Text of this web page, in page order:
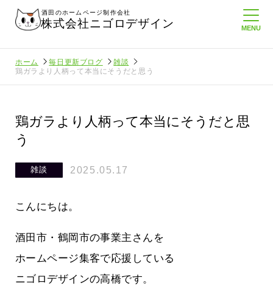
酒田のホームページ制作会社
株式会社ニゴロデザイン
ホーム 毎日更新ブログ
雑談
鶏ガラより人柄って本当にそうだと思う
鶏ガラより人柄って本当にそうだと思
う
雑談 2025.05.17
こんにちは。
酒田市・鶴岡市の事業主さんを
ホームページ集客で応援している
ニゴロデザインの高橋です。
より利
って
酒田商工会議所さんへニゴロ通信を持
って行くときって8～9割方雨なんです
よね